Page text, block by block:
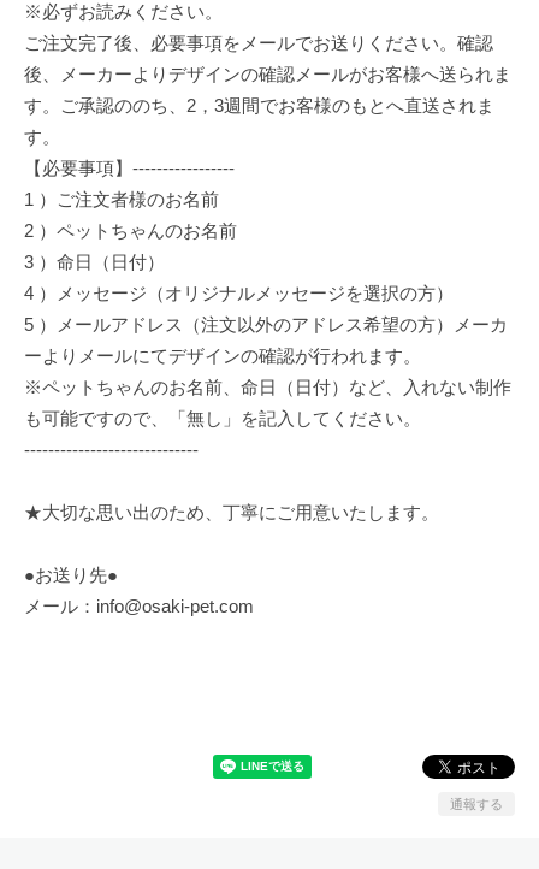
※必ずお読みください。
ご注文完了後、必要事項をメールでお送りください。確認
後、メーカーよりデザインの確認メールがお客様へ送られま
す。ご承認ののち、2，3週間でお客様のもとへ直送されま
す。
【必要事項】-----------------
1 ）ご注文者様のお名前
2 ）ペットちゃんのお名前
3 ）命日（日付）
4 ）メッセージ（オリジナルメッセージを選択の方）
5 ）メールアドレス（注文以外のアドレス希望の方）メーカ
ーよりメールにてデザインの確認が行われます。
※ペットちゃんのお名前、命日（日付）など、入れない制作
も可能ですので、「無し」を記入してください。
-----------------------------
★大切な思い出のため、丁寧にご用意いたします。
●お送り先●
メール： info@osaki-pet.com
通報する